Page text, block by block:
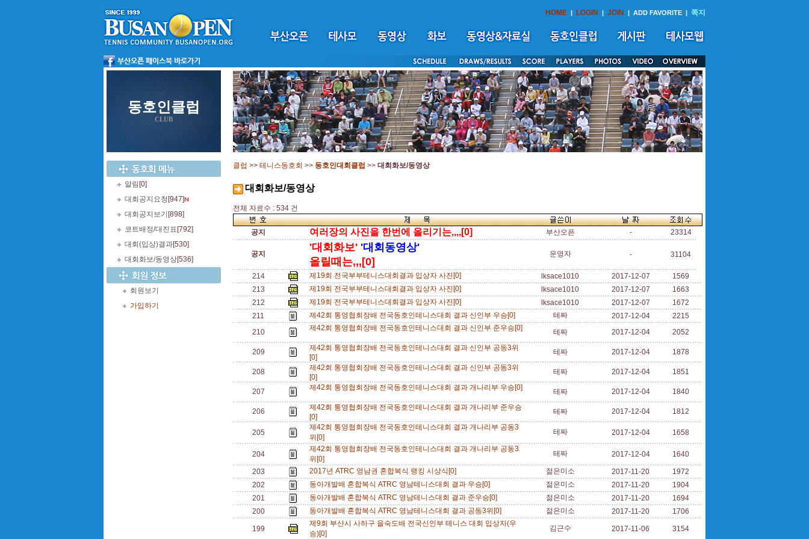
HOME | LOGIN | JOIN | ADD FAVORITE | 쪽지
동호인클럽
CLUB
알림 [0]
대회공지요청 [947]
대회공지보기 [898]
코트배정/대진표 [792]
대회(입상)결과[530]
대회화보/동영상[536]
회원보기
가입하기
클럽 >> 테니스동호회 >> 동호인대회클럽 >> 대회화보/동영상
대회화보/동영상
전체 자료수 : 534 건
공지 여러장의 사진을 한번에 올리기는,,,,[0] 부산오픈 - 23314
공지
'대회화보' '대회동영상'
올릴때는,,,[0]
운영자 - 31104
214 제19회 전국부부테니스대회결과 입상자 사진[0] lksace1010 2017-12-07
1569
213
제19회 전국부부테니스대회결과 입상자 사진[0] lksace1010 2017-12-07
1663
212
제19회 전국부부테니스대회결과 입상자 사진[0] lksace1010 2017-12-07
1672
211
제42회 통영협회장배 전국동호인테니스대회 결과 신인부 우승[0] 테짜 2017-12-04
2215
210
제42회 통영협회장배 전국동호인테니스대회 결과 신인부 준우승[0] 테짜 2017-12-04 2052
209
제42회 통영협회장배 전국동호인테니스대회 결과 신인부 공동3위
[0]
테짜 2017-12-04 1878
208
제42회 통영협회장배 전국동호인테니스대회 결과 신인부 공동3위
[0]
테짜 2017-12-04 1851
207 제42회 통영협회장배 전국동호인테니스대회 결과 개나리부 우승[0] 테짜 2017-12-04 1840
206
제42회 통영협회장배 전국동호인테니스대회 결과 개나리부 준우승
[0]
테짜 2017-12-04 1812
205
제42회 통영협회장배 전국동호인테니스대회 결과 개나리부 공동3
위[0]
테짜 2017-12-04 1658
204
제42회 통영협회장배 전국동호인테니스대회 결과 개나리부 공동3
위[0]
테짜 2017-12-04 1640
203 2017년 ATRC 영남권 혼합복식 랭킹 시상식[0] 젊은미소 2017-11-20
1972
202
동아개발배 혼합복식 ATRC 영남테니스대회 결과 우승[0] 젊은미소 2017-11-20
1904
201
동아개발배 혼합복식 ATRC 영남테니스대회 결과 준우승[0] 젊은미소 2017-11-20
1694
200
동아개발배 혼합복식 ATRC 영남테니스대회 결과 공동3위[0] 젊은미소 2017-11-20 1706
199
제9회 부산시 사하구 을숙도배 전국신인부 테니스 대회 입상자(우
승)[0]
김근수 2017-11-06 3154